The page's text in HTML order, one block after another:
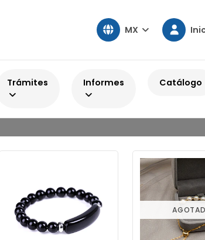
MX
Trámites Informes Catálogo